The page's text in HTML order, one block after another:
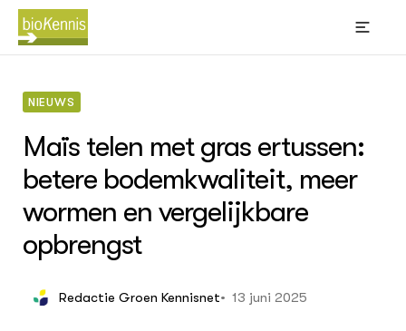
Thema's
Leren
NIEUWS
Maïs telen met gras ertussen:
betere bodemkwaliteit, meer
wormen en vergelijkbare
opbrengst
Redactie Groen Kennisnet 13 juni 2025